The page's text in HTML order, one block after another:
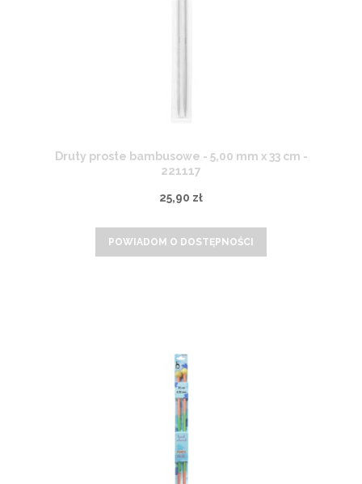
Druty proste bambusowe - 5,00 mm x 33 cm -
221117
25,90 zł
POWIADOM O DOSTĘPNOŚCI